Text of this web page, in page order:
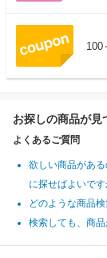
100
お探しの商品が見
よくあるご質問
欲しい商品があ
に探せばよいです
どのような商品
検索しても、商